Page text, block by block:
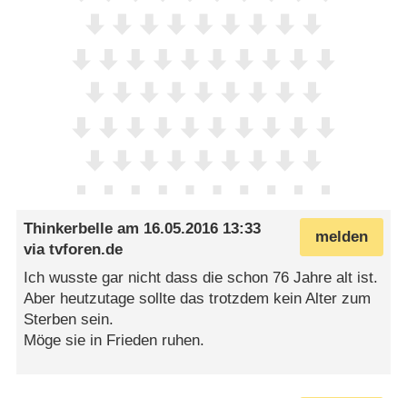
melden
Thinkerbelle am 16.05.2016 13:33
viatvforen.de
Ich wusste gar nicht dass die schon 76 Jahre alt ist.
Aber heutzutage sollte das trotzdem kein Alter zum
Sterben sein.
Möge sie in Frieden ruhen.